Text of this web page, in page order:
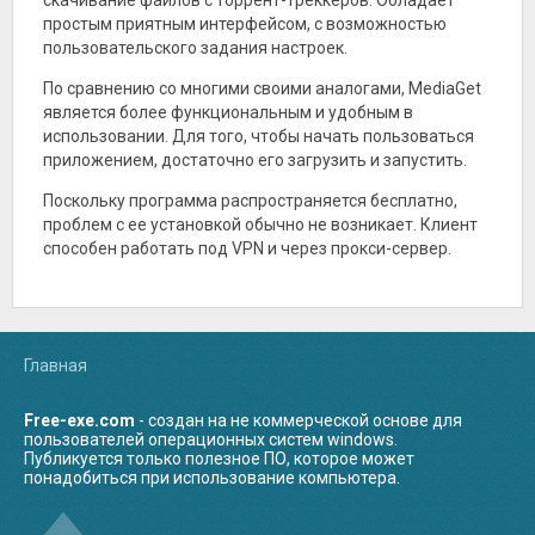
смартфонами,
планшетами и
компьютерами,
поддерживающими
использоваться на
любых конфигурациях
компьютера.
поддерживает magnet-
ссылки,
автоматическую
загрузку файлов по
расписанию, настройки
отдачи и загрузки.
Доступно удаленное
управление
посредством веб-
реализована подписка
художественные и
документальные
фильмы.
Zona поддерживает три
языка: английский,
русский и украинский,
между которыми можно
Доступно изменение
интерфейса путем
выбора подходящих тем
оформления из
коллекции. Еще одной
уведомлений –
определение самых
интересных тематик для
каждого пользователя, с
последующей отправкой
рекомендаций, по мере
простым приятным интерфейсом, с возможностью
пользовательского задания настроек.
По сравнению со многими своими аналогами, MediaGet
является более функциональным и удобным в
использовании. Для того, чтобы начать пользоваться
приложением, достаточно его загрузить и запустить.
Поскольку программа распространяется бесплатно,
проблем с ее установкой обычно не возникает. Клиент
способен работать под VPN и через прокси-сервер.
Главная
Free-exe.com - создан на не коммерческой основе для
пользователей операционных систем windows.
Публикуется только полезное ПО, которое может
понадобиться при использование компьютера.